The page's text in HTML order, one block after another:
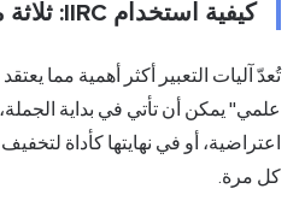
كيفية استخدام IIRC: ثلاثة مواضع للجملة
تُعدّ آليات التعبير أكثر أهمية مما
علمي" يمكن أن تأتي في بداية
اعتراضية، أو في نهايتها كأداة
كل مرة.